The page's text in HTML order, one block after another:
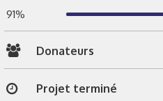
91%
Donateurs
Projet terminé